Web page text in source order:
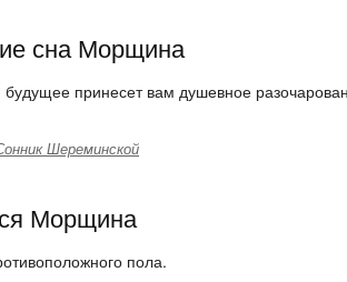
сна Морщина
принесет вам душевное
Шереминской
Морщина
пола.